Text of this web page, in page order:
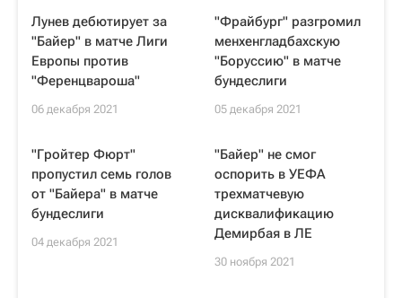
Лунев дебютирует за
"Байер" в матче Лиги
Европы против
"Ференцвароша"
06 декабря 2021
"Фрайбург" разгромил
менхенгладбахскую
"Боруссию" в матче
бундеслиги
05 декабря 2021
"Гройтер Фюрт"
пропустил семь голов
от "Байера" в матче
бундеслиги
04 декабря 2021
"Байер" не смог
оспорить в УЕФА
трехматчевую
дисквалификацию
Демирбая в ЛЕ
30 ноября 2021